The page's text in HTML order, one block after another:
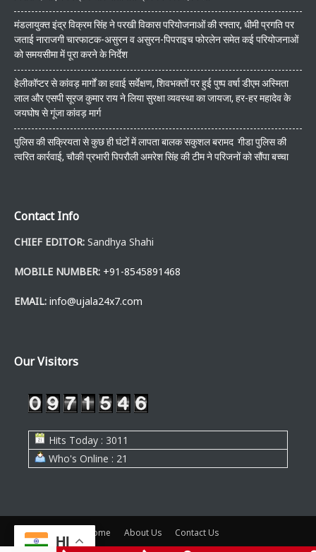
मंडलायुक्त इंद्र विक्रम सिंह ने परखी विकास परियोजनाओं की रफ्तार, धीमी प्रगति पर
जताई नाराजगी चारफाटक-असुरन व असुरन-पिपराइच फोरलेन समेत कई परियोजनाओं
को समयसीमा में पूरा करने के निर्देश
हेलीकॉप्टर से कांवड़ मार्गों का हवाई सर्वेक्षण, शिवभक्तों पर हुई पुष्प वर्षा डीएम अस्मिता
लाल और एसपी सूरज कुमार राय ने लिया सुरक्षा व्यवस्था का जायजा, हर-हर महादेव के
जयघोष से गूंजा कांवड़ मार्ग
पुलिस की सक्रियता से कुछ ही घंटों में लापता बालक सकुशल बरामद गीडा पुलिस की
त्वरित कार्रवाई, चौकी प्रभारी पिपरौली अमरेश सिंह की टीम ने परिजनों को सौंपा बच्चा
Contact Info
CHIEF EDITOR: Sandhya Shahi
MOBILE NUMBER: +91-8545891468
EMAIL: info@ujala24x7.com
Our Visitors
Hits Today : 3011
Who's Online : 21
Home About Us Contact Us
HI